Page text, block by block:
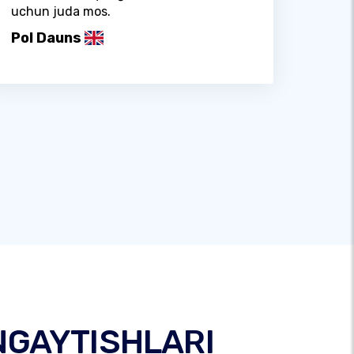
uchun juda mos.
Pol Dauns